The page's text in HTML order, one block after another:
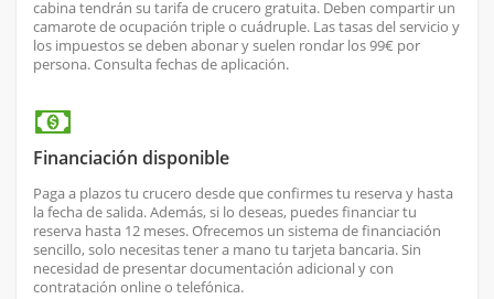
cabina tendrán su tarifa de crucero gratuita. Deben compartir un
camarote de ocupación triple o cuádruple. Las tasas del servicio y
los impuestos se deben abonar y suelen rondar los 99€ por
persona. Consulta fechas de aplicación.
Financiación disponible
Paga a plazos tu crucero desde que confirmes tu reserva y hasta
la fecha de salida. Además, si lo deseas, puedes financiar tu
reserva hasta 12 meses. Ofrecemos un sistema de financiación
sencillo, solo necesitas tener a mano tu tarjeta bancaria. Sin
necesidad de presentar documentación adicional y con
contratación online o telefónica.